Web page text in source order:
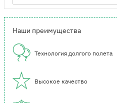
Наши преимущества
Технология долгого полета
Высокое качество